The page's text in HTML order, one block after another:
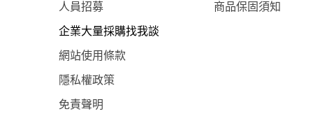
人員招募 商品保固須知
企業大量採購找我談
網站使用條款
隱私權政策
免責聲明